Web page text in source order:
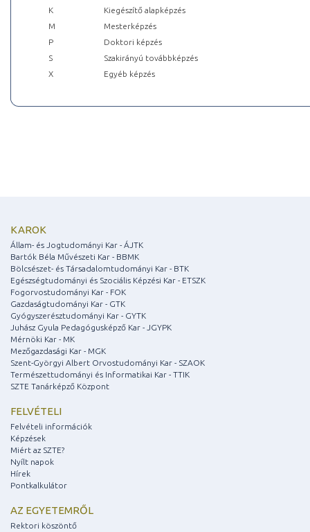
K
Kiegészítő alapképzés
M
Mesterképzés
P
Doktori képzés
S
Szakirányú továbbképzés
X
Egyéb képzés
KAROK
Állam- és Jogtudományi Kar - ÁJTK
Bartók Béla Művészeti Kar - BBMK
Bölcsészet- és Társadalomtudományi Kar - BTK
Egészségtudományi és Szociális Képzési Kar - ETSZK
Fogorvostudományi Kar - FOK
Gazdaságtudományi Kar - GTK
Gyógyszerésztudományi Kar - GYTK
Juhász Gyula Pedagógusképző Kar - JGYPK
Mérnöki Kar - MK
Mezőgazdasági Kar - MGK
Szent-Györgyi Albert Orvostudományi Kar - SZAOK
Természettudományi és Informatikai Kar - TTIK
SZTE Tanárképző Központ
FELVÉTELI
Felvételi információk
Képzések
Miért az SZTE?
Nyílt napok
Hírek
Pontkalkulátor
AZ EGYETEMRŐL
Rektori köszöntő